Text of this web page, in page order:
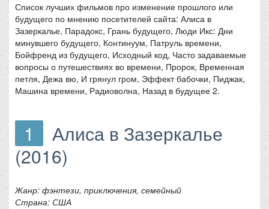
Список лучших фильмов про изменение прошлого или
будущего по мнению посетителей сайта: Алиса в
Зазеркалье, Парадокс, Грань будущего, Люди Икс: Дни
минувшего будущего, Континуум, Патруль времени,
Бойфренд из будущего, Исходный код, Часто задаваемые
вопросы о путешествиях во времени, Пророк, Временная
петля, Дежа вю, И грянул гром, Эффект бабочки, Пиджак,
Машина времени, Радиоволна, Назад в будущее 2.
1
Алиса в Зазеркалье
(2016)
Жанр: фэнтези, приключения, семейный
Страна: США